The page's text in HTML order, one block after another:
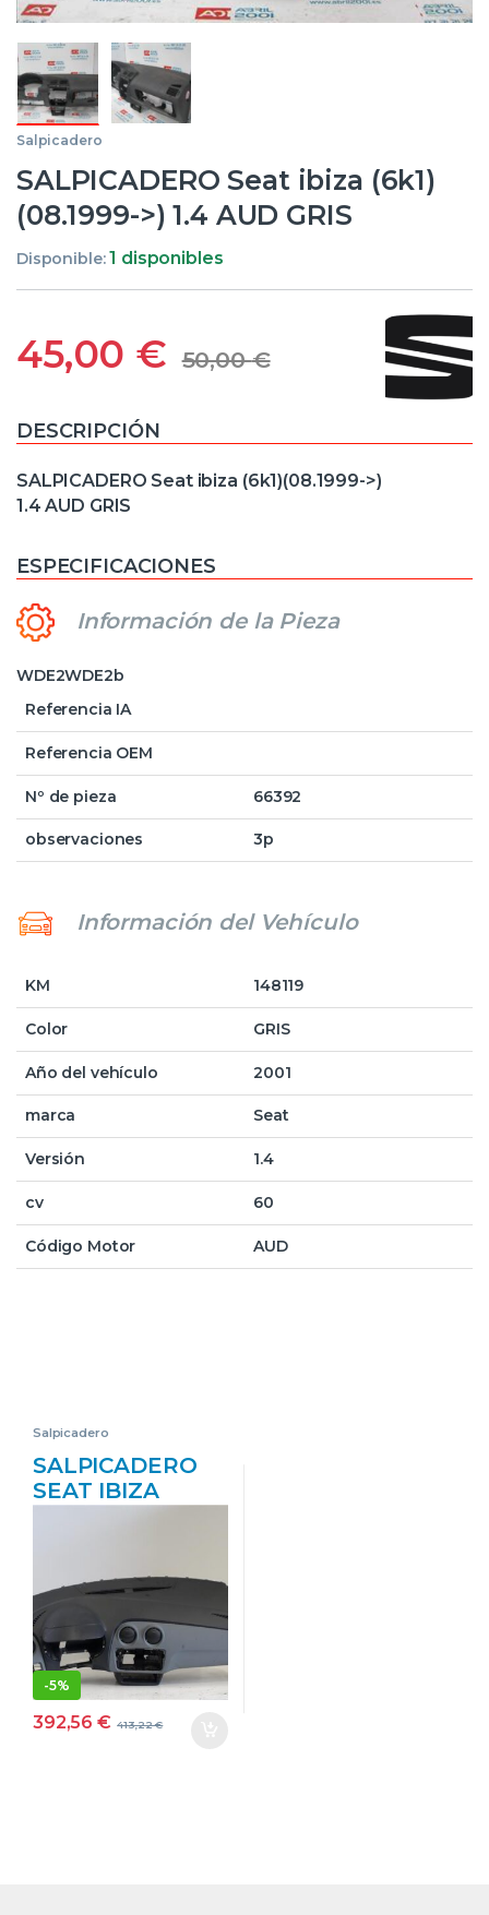
Salpicadero
SALPICADERO Seat ibiza (6k1)
(08.1999->) 1.4 AUD GRIS
Disponible:1 disponibles
45,00 € 50,00€
DESCRIPCIÓN
SALPICADERO Seat ibiza (6k1)(08.1999->)
1.4 AUD GRIS
ESPECIFICACIONES
Información de la Pieza
WDE2WDE2b
Referencia IA
Referencia OEM
Nº de pieza 66392
observaciones 3p
Información del Vehículo
KM 148119
Color GRIS
Año del vehículo 2001
marca Seat
Versión 1.4
cv 60
Código Motor AUD
Salpicadero
SALPICADERO
SEAT IBIZA
BLANCO
CONTINENTAL
-5%
392,56€ 413,22€